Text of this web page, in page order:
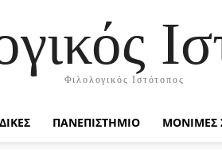
Φιλολογικός Ιστότοπος
ΠΑΝΕΠΙΣΤΗΜΙΟ ΜΟΝΙΜΕΣ